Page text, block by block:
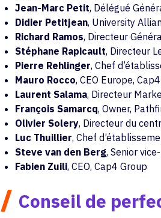
Jean-Marc Petit, Délégué
Didier Petitjean, University
Richard Ramos, Directeur
Stéphane Rapicault, Directeur
Pierre Rehlinger, Chef
Mauro Rocco, CEO Europe,
Laurent Salama, Directeur
François Samarcq, Owner,
Olivier Solery, Directeur du
Luc Thuillier, Chef
Steve van den Berg, Senior
Fabien Zuili, CEO, Cap4 Group
/ Conseil de